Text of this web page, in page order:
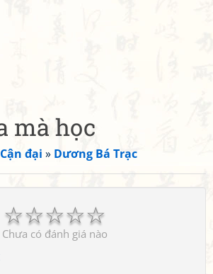
mà học
Cận đại » Dương Bá Trạc
☆
☆
☆
☆
☆
Chưa có đánh giá nào